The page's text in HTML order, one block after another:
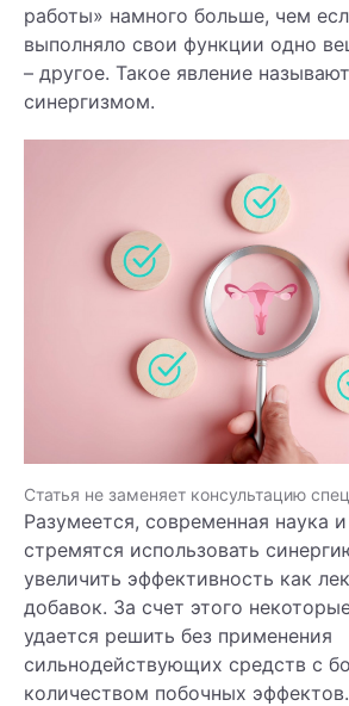
работы» намного больше, чем
выполняло свои функции одно
– другое. Такое явление
синергизмом.
Статья не заменяет консультацию
Разумеется, современная наука
стремятся использовать
увеличить эффективность как
добавок. За счет этого
удается решить без применения
сильнодействующих средств с
количеством побочных